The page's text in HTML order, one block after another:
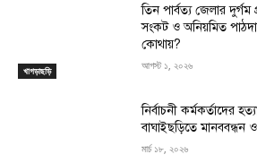
খাগড়াছড়ি
তিন পার্বত্য জেলার দুর্গম
সংকট ও অনিয়মিত
কোথায়?
আগস্ট ১, ২০২৬
নির্বাচনী কর্মকর্তাদের
বাঘাইছড়িতে মানববন্ধন
মার্চ ১৮, ২০২৬